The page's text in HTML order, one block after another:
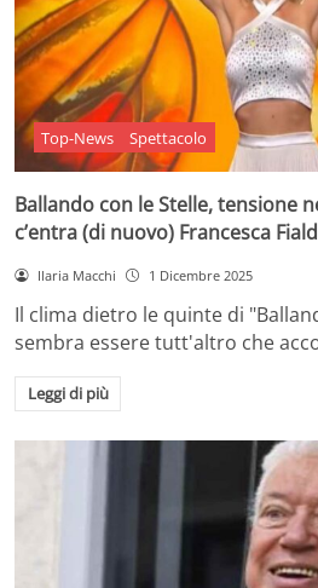
Top-News Spettacolo
Ballando con le Stelle, tensione
c’entra (di nuovo) Francesca
Ilaria Macchi 1 Dicembre 2025
Il clima dietro le quinte di
sembra essere tutt'altro che
Leggi di più